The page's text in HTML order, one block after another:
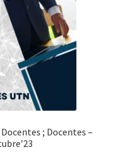
; Docentes –